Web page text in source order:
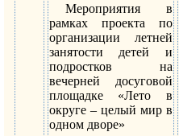
Мероприятия в
рамках проекта по
организации летней
занятости детей и
подростков на
вечерней досуговой
площадке «Лето в
округе – целый мир в
одном дворе»